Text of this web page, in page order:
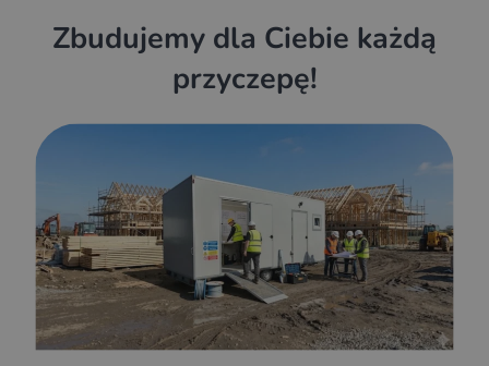
Zbudujemy dla Ciebie każdą
przyczepę!